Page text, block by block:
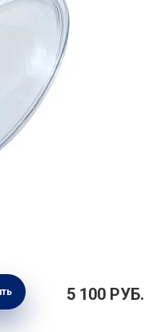
Gastrolux, Дания,
5 100 РУБ.